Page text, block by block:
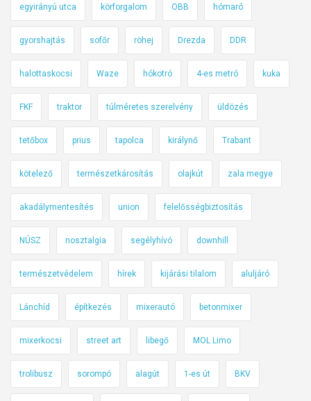
l
e
h
m
u
z
s
i
k
á
i
.
u
a
egyirányú utca körforgalom OBB hómaró
gyorshajtás sofőr röhej Drezda DDR
halottaskocsi Waze hókotró 4-es metró kuka
FKF traktor túlméretes szerelvény üldözés
tetőbox prius tapolca királynő Trabant
kötelező természetkárosítás olajkút zala megye
akadálymentesítés union felelősségbiztosítás
NÚSZ nosztalgia segélyhívó downhill
természetvédelem hírek kijárási tilalom aluljáró
Lánchíd építkezés mixerautó betonmixer
mixerkocsi street art libegő MOL Limo
trolibusz sorompó alagút 1-es út BKV